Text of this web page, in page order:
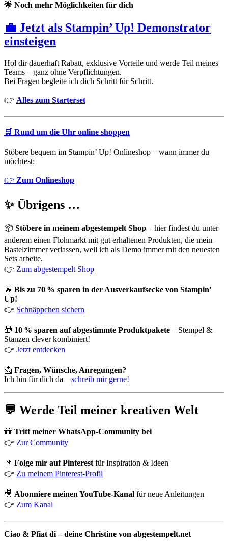
🌟 Noch mehr Möglichkeiten für dich
💼 Jetzt als Stampin’ Up! Demonstrator
einsteigen
Hol dir dauerhaft Rabatt, exklusive Vorteile und werde Teil meines
Teams – ganz ohne Verpflichtungen.
Bei Fragen begleite ich dich Schritt für Schritt.
👉 Alles zum Starterset
🛒 Rund um die Uhr online shoppen
Stöbere bequem im Stampin’ Up! Onlineshop – wann immer du
möchtest:
👉 Zum Onlineshop
✨ Übrigens …
📦 Stöbere in meinem abgestempelt Shop – hier findest du unter
anderem einen Flohmarkt mit gut erhaltenen Produkten, die mein
Bastelzimmer verlassen, weil ich als Demo immer mit den neuesten
Sets arbeite.
👉 Zum abgestempelt Shop
🔥 Bis zu 70 % sparen in der Ausverkaufsecke von Stampin’
Up!
👉 Schnäppchen sichern
🎁 10 % sparen auf abgestimmte Produktpakete – Stempel &
Stanzen clever kombiniert!
👉 Jetzt entdecken
📩 Fragen, Wünsche, Anregungen?
Ich bin für dich da – schreib mir gerne!
💬 Werde Teil meiner kreativen Welt
👭 Tritt meiner WhatsApp-Community bei
👉 Zur Community
📌 Folge mir auf Pinterest für Inspiration & Ideen
👉 Zu meinem Pinterest-Profil
🎥 Abonniere meinen YouTube-Kanal für neue Anleitungen
👉 Zum Kanal
Ciao & Pfiat di – deine Christine von abgestempelt.net